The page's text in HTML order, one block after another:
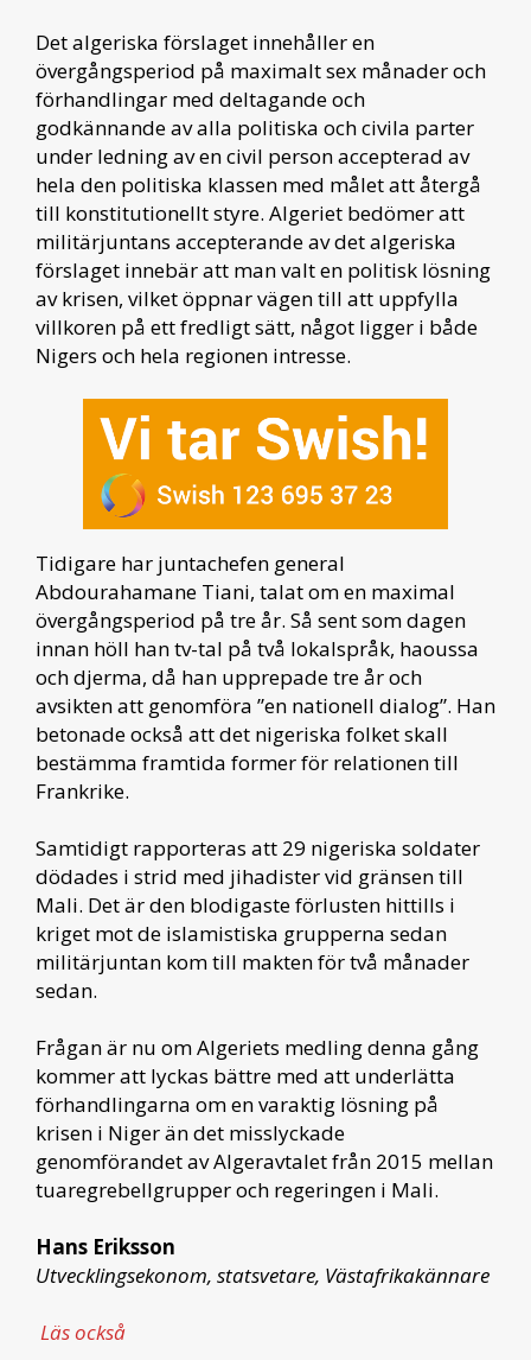
Det algeriska förslaget innehåller en
övergångsperiod på maximalt sex månader och
förhandlingar med deltagande och
godkännande av alla politiska och civila parter
under ledning av en civil person accepterad av
hela den politiska klassen med målet att återgå
till konstitutionellt styre. Algeriet bedömer att
militärjuntans accepterande av det algeriska
förslaget innebär att man valt en politisk lösning
av krisen, vilket öppnar vägen till att uppfylla
villkoren på ett fredligt sätt, något ligger i både
Nigers och hela regionen intresse.
Tidigare har juntachefen general
Abdourahamane Tiani, talat om en maximal
övergångsperiod på tre år. Så sent som dagen
innan höll han tv-tal på två lokalspråk, haoussa
och djerma, då han upprepade tre år och
avsikten att genomföra ”en nationell dialog”. Han
betonade också att det nigeriska folket skall
bestämma framtida former för relationen till
Frankrike.
Samtidigt rapporteras att 29 nigeriska soldater
dödades i strid med jihadister vid gränsen till
Mali. Det är den blodigaste förlusten hittills i
kriget mot de islamistiska grupperna sedan
militärjuntan kom till makten för två månader
sedan.
Frågan är nu om Algeriets medling denna gång
kommer att lyckas bättre med att underlätta
förhandlingarna om en varaktig lösning på
krisen i Niger än det misslyckade
genomförandet av Algeravtalet från 2015 mellan
tuaregrebellgrupper och regeringen i Mali.
Hans Eriksson
Utvecklingsekonom, statsvetare, Västafrikakännare
Läs också